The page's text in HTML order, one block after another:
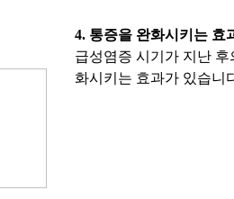
4. 통증을 완화시키는 효
급성염증 시기가 지난
화시키는 효과가 있습니